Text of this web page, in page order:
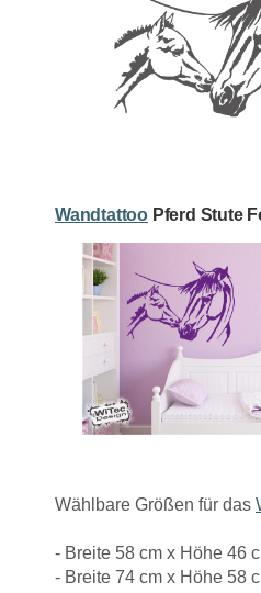
Wandtattoo Pferd Stute
Wählbare Größen für das
- Breite 58 cm x Höhe 46
- Breite 74 cm x Höhe 58